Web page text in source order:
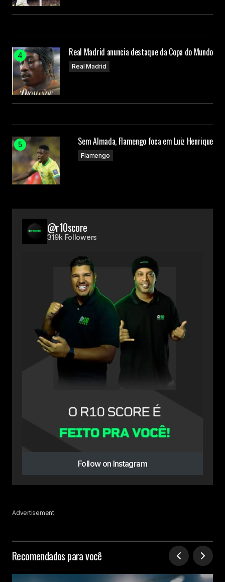
Real Madrid anuncia destaque da Copa do Mundo
Real Madrid
Sem Almada, Flamengo foca em Luiz Henrique
Flamengo
@r10score
319k Followers
Follow on Instagram
Advertisement
Recomendados para você